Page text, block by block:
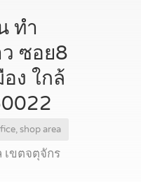
ทำ
ซอย8
ง ใกล้
shop area
เขตจตุจักร